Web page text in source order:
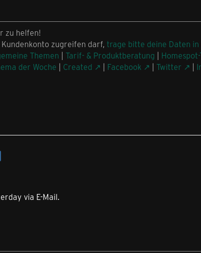
zu helfen!
zugreifen darf, trage bitte deine Daten
Themen | Tarif- & Produktberatung |
der Woche | Created | Facebook | Twitter |
via E-Mail.